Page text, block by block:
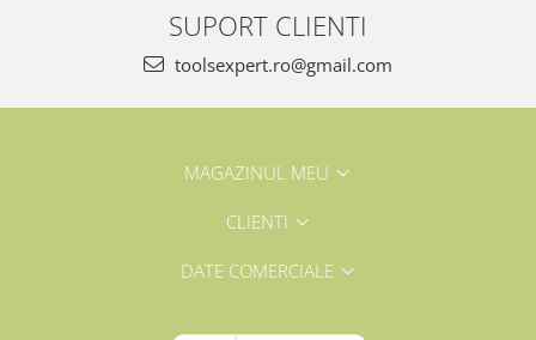
SUPORT CLIENTI
toolsexpert.ro@gmail.com
MAGAZINUL MEU
CLIENTI
DATE COMERCIALE